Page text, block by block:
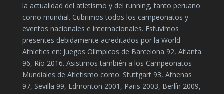
la actualidad del atletismo y del running, tanto peruano
como mundial. Cubrimos todos los campeonatos y
eventos nacionales e internacionales. Estuvimos
presentes debidamente acreditados por la World
Athletics en: Juegos Olímpicos de Barcelona 92, Atlanta
96, Río 2016. Asistimos también a los Campeonatos
Mundiales de Atletismo como: Stuttgart 93, Athenas
97, Sevilla 99, Edmonton 2001, Paris 2003, Berlín 2009,